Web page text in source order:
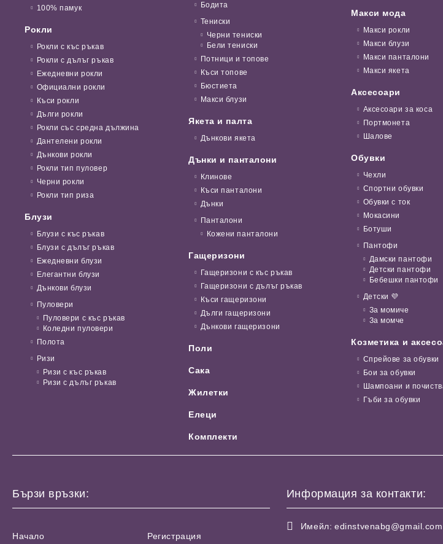
100% памук
Рокли
Рокли с къс ръкав
Рокли с дълъг ръкав
Ежедневни рокли
Официални рокли
Къси рокли
Дълги рокли
Рокли със средна дължина
Дантелени рокли
Дънкови рокли
Рокли тип пуловер
Черни рокли
Рокли тип риза
Блузи
Блузи с къс ръкав
Блузи с дълъг ръкав
Ежедневни блузи
Елегантни блузи
Дънкови блузи
Пуловери
Пуловери с къс ръкав
Коледни пуловери
Полота
Ризи
Ризи с къс ръкав
Ризи с дълъг ръкав
Бодита
Тениски
Черни тениски
Бели тениски
Потници и топове
Къси топове
Бюстиета
Макси блузи
Якета и палта
Дънкови якета
Дънки и панталони
Клинове
Къси панталони
Дънки
Панталони
Кожени панталони
Гащеризони
Гащеризони с къс ръкав
Гащеризони с дълъг ръкав
Къси гащеризони
Дълги гащеризони
Дънкови гащеризони
Поли
Сака
Жилетки
Елеци
Комплекти
Макси мода
Макси рокли
Макси блузи
Макси панталони
Макси якета
Аксесоари
Аксесоари за коса
Портмонета
Шалове
Обувки
Чехли
Спортни обувки
Обувки с ток
Мокасини
Ботуши
Пантофи
Дамски пантофи
Детски пантофи
Бебешки пантофи
Детски 💜
За момиче
За момче
Козметика и
Спрейове за обувки
Бои за обувки
Шампоани и
Гъби за обувки
Бързи връзки:
Начало Регистрация
Информация за контакти:
Имейл: edinstvenabg@gmail.com